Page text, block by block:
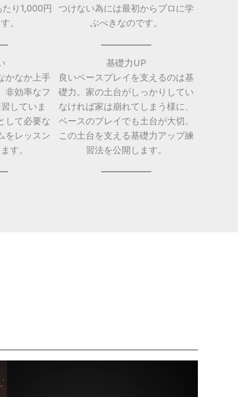
たり1,000円
。
つけない為には最初からプロに学
ぶべきなのです。
かなか上手
非効率なフ
していま
して必要な
をレッスン
す。
基礎力UP
良いベースプレイを支えるのは基
礎力。家の土台がしっかりしてい
なければ家は崩れてしまう様に、
ベースのプレイでも土台が大切。
この土台を支える基礎力アップ練
習法を公開します。